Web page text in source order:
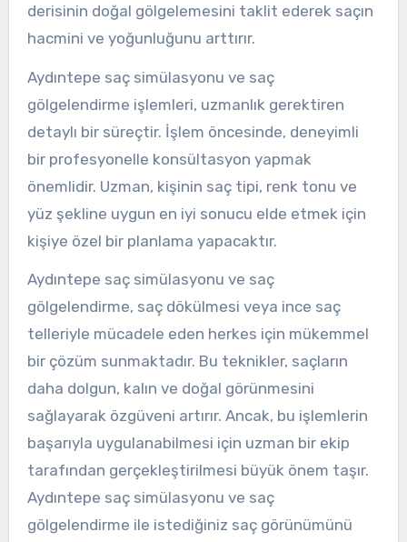
derisinin doğal gölgelemesini taklit ederek saçın
hacmini ve yoğunluğunu arttırır.
Aydıntepe saç simülasyonu ve saç
gölgelendirme işlemleri, uzmanlık gerektiren
detaylı bir süreçtir. İşlem öncesinde, deneyimli
bir profesyonelle konsültasyon yapmak
önemlidir. Uzman, kişinin saç tipi, renk tonu ve
yüz şekline uygun en iyi sonucu elde etmek için
kişiye özel bir planlama yapacaktır.
Aydıntepe saç simülasyonu ve saç
gölgelendirme, saç dökülmesi veya ince saç
telleriyle mücadele eden herkes için mükemmel
bir çözüm sunmaktadır. Bu teknikler, saçların
daha dolgun, kalın ve doğal görünmesini
sağlayarak özgüveni artırır. Ancak, bu işlemlerin
başarıyla uygulanabilmesi için uzman bir ekip
tarafından gerçekleştirilmesi büyük önem taşır.
Aydıntepe saç simülasyonu ve saç
gölgelendirme ile istediğiniz saç görünümünü